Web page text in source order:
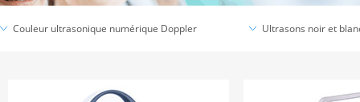
Couleur ultrasonique numérique Doppler Ultrasons noir et